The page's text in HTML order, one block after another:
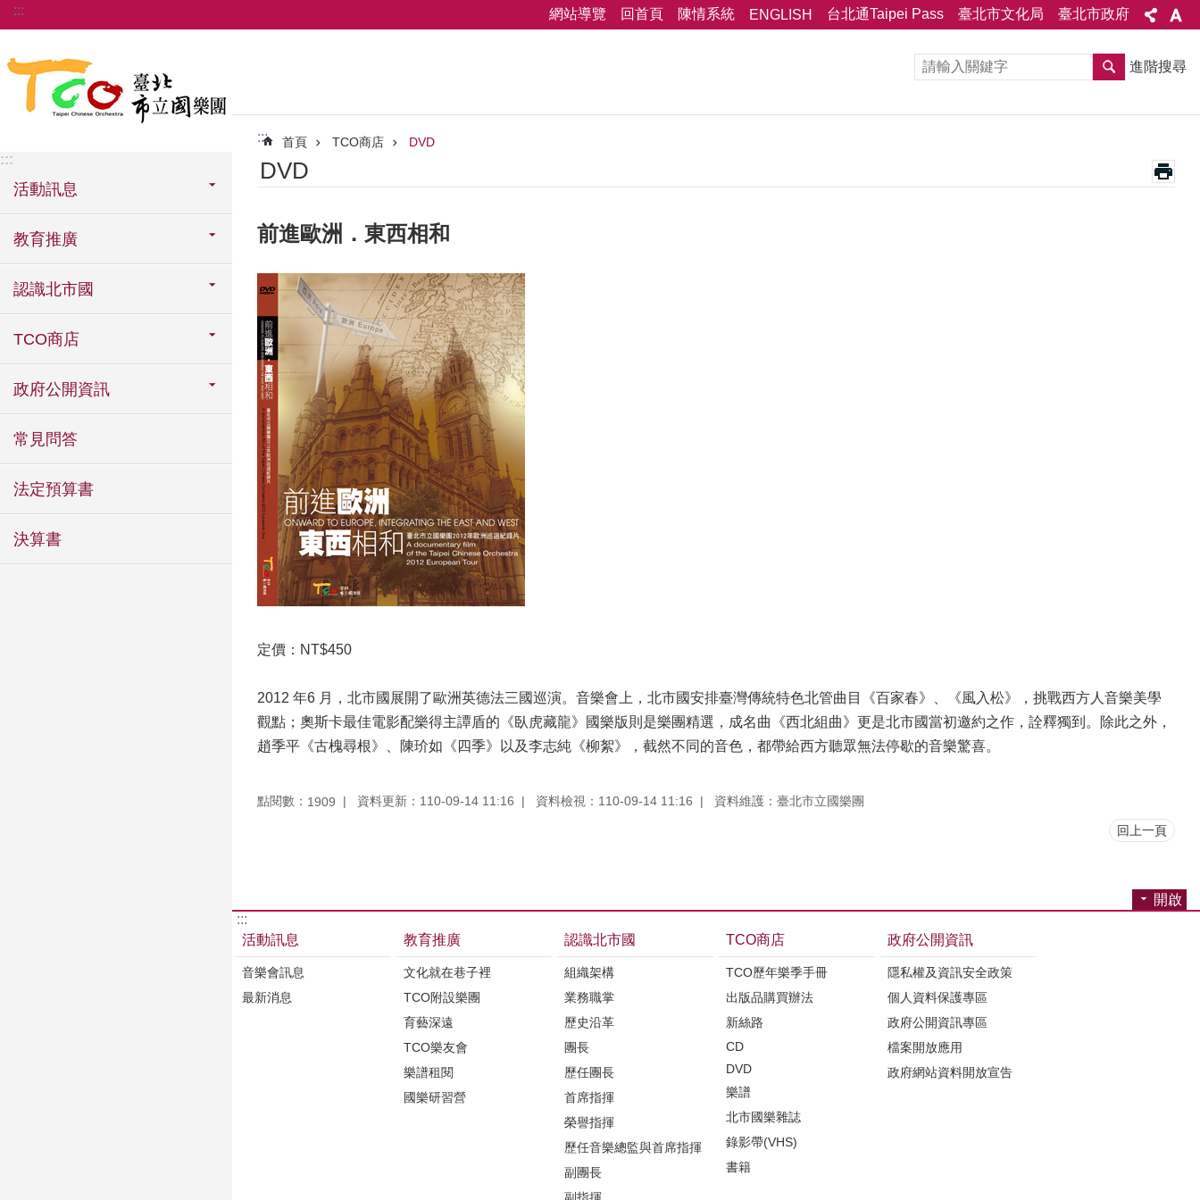
跳到主要內容區塊
::: 網站導覽 回首頁 陳情系統 ENGLISH 台北通Taipei Pass 臺北市文化局 臺北市政府
:::
活動訊息
教育推廣
認識北市國
TCO商店
政府公開資訊
常見問答
法定預算書
決算書
進階搜尋
::: 首頁 TCO商店 DVD
DVD
前進歐洲．東西相和
定價：NT$450
2012 年6 月，北市國展開了歐洲英德法三國巡演。音樂會上，北市國安排臺灣傳統特色北管曲目《百家春》、《風入松》，挑戰西方人音樂美學
觀點；奧斯卡最佳電影配樂得主譚盾的《臥虎藏龍》國樂版則是樂團精選，成名曲《西北組曲》更是北市國當初邀約之作，詮釋獨到。除此之外，
趙季平《古槐尋根》、陳玠如《四季》以及李志純《柳絮》，截然不同的音色，都帶給西方聽眾無法停歇的音樂驚喜。
點閱數： 1909 資料更新：110-09-14 11:16 資料檢視：110-09-14 11:16 資料維護：臺北市立國樂團
回上一頁
開啟
:::
活動訊息
音樂會訊息
最新消息
教育推廣
文化就在巷子裡
TCO附設樂團
育藝深遠
TCO樂友會
樂譜租閱
國樂研習營
認識北市國
組織架構
業務職掌
歷史沿革
團長
歷任團長
首席指揮
榮譽指揮
歷任音樂總監與首席指揮
副團長
副指揮
TCO商店
TCO歷年樂季手冊
出版品購買辦法
新絲路
CD
DVD
樂譜
北市國樂雜誌
錄影帶(VHS)
書籍
政府公開資訊
隱私權及資訊安全政策
個人資料保護專區
政府公開資訊專區
檔案開放應用
政府網站資料開放宣告